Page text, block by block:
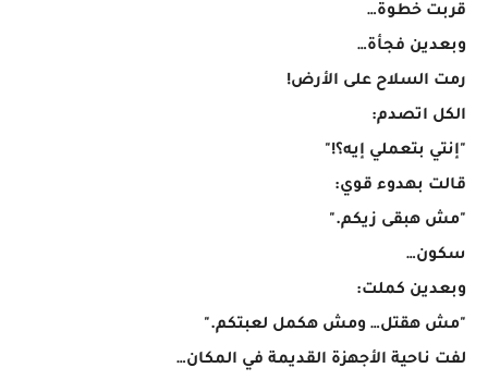
قربت خطوة…
وبعدين فجأة…
رمت السلاح على الأرض!
الكل اتصدم:
"إنتي بتعملي إيه؟!"
قالت بهدوء قوي:
"مش هبقى زيكم."
سكون…
وبعدين كملت:
"مش هقتل… ومش هكمل لعبتكم."
لفت ناحية الأجهزة القديمة في المكان…